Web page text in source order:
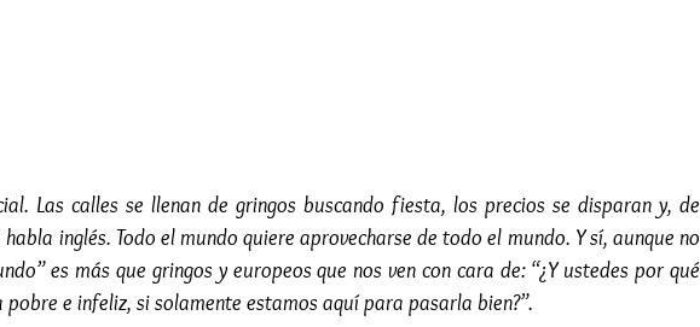
Las calles se llenan de gringos buscando fiesta, los precios se disparan y, de
inglés. Todo el mundo quiere aprovecharse de todo el mundo. Y sí, aunque no
es más que gringos y europeos que nos ven con cara de: “¿Y ustedes por qué
pobre e infeliz, si solamente estamos aquí para pasarla bien?”.